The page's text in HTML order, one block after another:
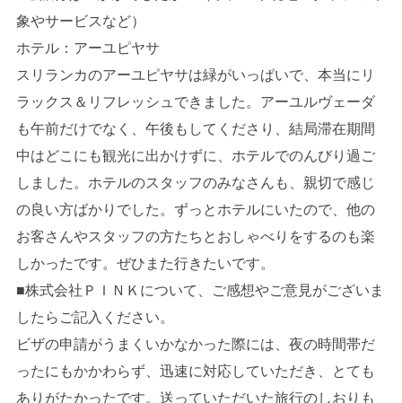
象やサービスなど）
ホテル：アーユピヤサ
スリランカのアーユピヤサは緑がいっぱいで、本当にリ
ラックス＆リフレッシュできました。アーユルヴェーダ
も午前だけでなく、午後もしてくださり、結局滞在期間
中はどこにも観光に出かけずに、ホテルでのんびり過ご
しました。ホテルのスタッフのみなさんも、親切で感じ
の良い方ばかりでした。ずっとホテルにいたので、他の
お客さんやスタッフの方たちとおしゃべりをするのも楽
しかったです。ぜひまた行きたいです。
■株式会社ＰＩＮＫについて、ご感想やご意見がございま
したらご記入ください。
ビザの申請がうまくいかなかった際には、夜の時間帯だ
ったにもかかわらず、迅速に対応していただき、とても
ありがたかったです。送っていただいた旅行のしおりも